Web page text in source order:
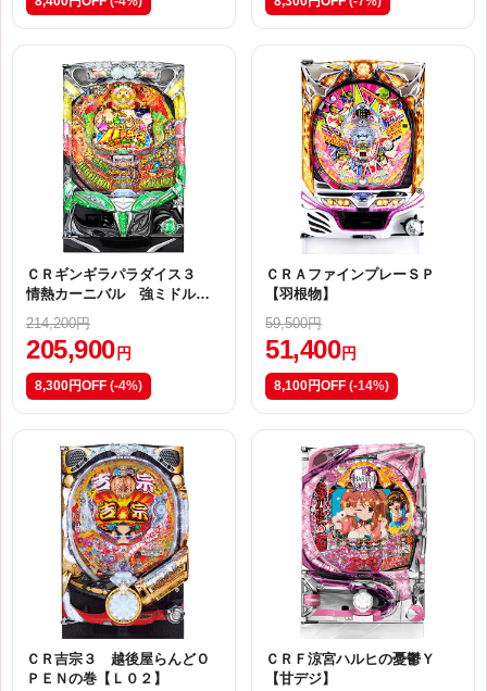
ＣＲギンギラパラダイス３
情熱カーニバル 強ミドル２
214,200円
205,900 円
8,300円OFF (-4%)
ＣＲＡファインプレーＳＰ
【羽根物】
59,500円
51,400 円
8,100円OFF (-14%)
ＣＲ吉宗３ 越後屋らんどＯ
ＰＥＮの巻【Ｌ０２】
ＣＲＦ涼宮ハルヒの憂鬱Ｙ
【甘デジ】